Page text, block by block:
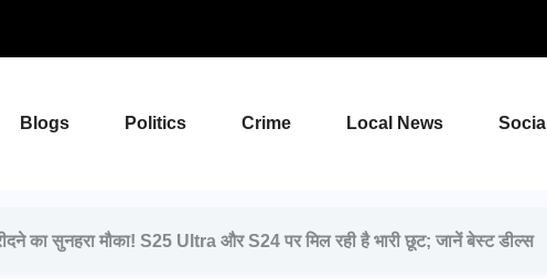
Blogs Politics Crime Local News Social
सुनहरा मौका! S25 Ultra और S24 पर मिल रही है भारी छूट; जानें बेस्ट डील्स